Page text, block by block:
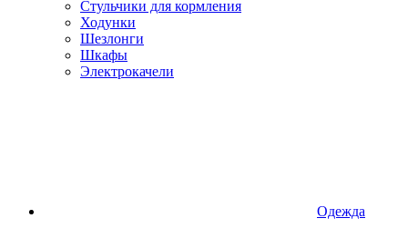
Стульчики для кормления
Ходунки
Шезлонги
Шкафы
Электрокачели
Одежда